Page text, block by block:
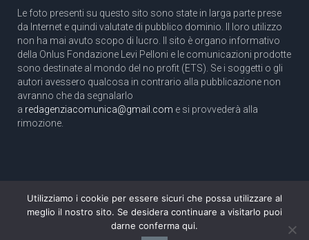
Le foto presenti su questo sito sono state in larga parte prese
da Internet e quindi valutate di pubblico dominio. Il loro utilizzo
non ha mai avuto scopo di lucro. Il sito è organo informativo
della Onlus Fondazione Levi Pelloni e le comunicazioni prodotte
sono destinate al mondo del no profit (ETS). Se i soggetti o gli
autori avessero qualcosa in contrario alla pubblicazione non
avranno che da segnalarlo
a redagenziacomunica@gmail.com e si provvederà alla
rimozione.
Copyright 2003 com.unica - Tutti i diritti riservati
Aut. Tribunale di Roma N. 466/2003 dell'11/11/2003
Utilizziamo i cookie per essere sicuri che possa utilizzare al
meglio il nostro sito. Se desidera continuare a visitarlo puoi
darne conferma qui.